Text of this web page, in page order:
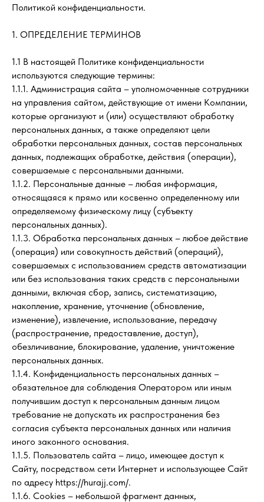
Политикой конфиденциальности.
1. ОПРЕДЕЛЕНИЕ ТЕРМИНОВ
1.1 В настоящей Политике конфиденциальности
используются следующие термины:
1.1.1. Администрация сайта – уполномоченные сотрудники
на управления сайтом, действующие от имени Компании,
которые организуют и (или) осуществляют обработку
персональных данных, а также определяют цели
обработки персональных данных, состав персональных
данных, подлежащих обработке, действия (операции),
совершаемые с персональными данными.
1.1.2. Персональные данные – любая информация,
относящаяся к прямо или косвенно определенному или
определяемому физическому лицу (субъекту
персональных данных).
1.1.3. Обработка персональных данных – любое действие
(операция) или совокупность действий (операций),
совершаемых с использованием средств автоматизации
или без использования таких средств с персональными
данными, включая сбор, запись, систематизацию,
накопление, хранение, уточнение (обновление,
изменение), извлечение, использование, передачу
(распространение, предоставление, доступ),
обезличивание, блокирование, удаление, уничтожение
персональных данных.
1.1.4. Конфиденциальность персональных данных –
обязательное для соблюдения Оператором или иным
получившим доступ к персональным данным лицом
требование не допускать их распространения без
согласия субъекта персональных данных или наличия
иного законного основания.
1.1.5. Пользователь сайта – лицо, имеющее доступ к
Сайту, посредством сети Интернет и использующее Сайт
по адресу https://hurajj.com/.
1.1.6. Cookies – небольшой фрагмент данных,